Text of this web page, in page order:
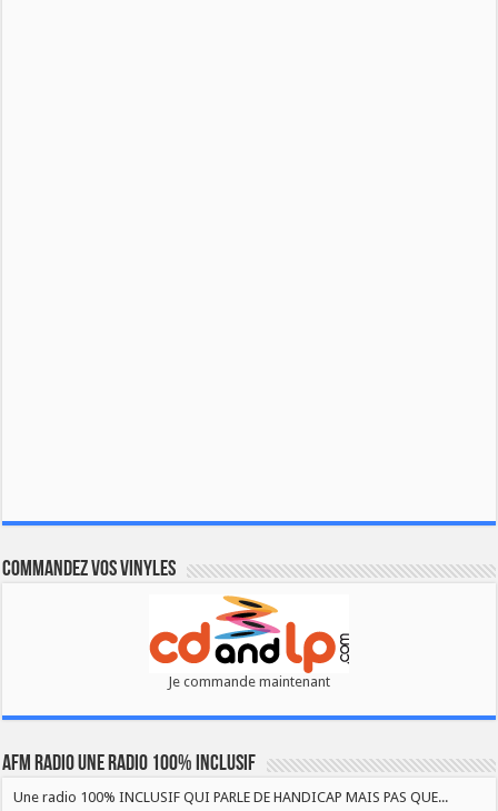
Commandez vos vinyles
Je commande maintenant
AFM RADIO UNE RADIO 100% INCLUSIF
Une radio 100% INCLUSIF QUI PARLE DE HANDICAP MAIS PAS QUE...